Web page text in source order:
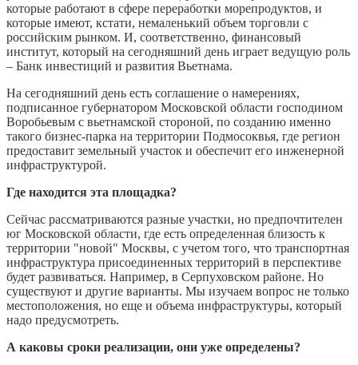
которые работают в сфере переработки морепродуктов, и
которые имеют, кстати, немаленький объем торговли с
российским рынком. И, соответственно, финансовый
институт, который на сегодняшний день играет ведущую роль
– Банк инвестиций и развития Вьетнама.
На сегодняшний день есть соглашение о намерениях,
подписанное губернатором Московской области господином
Воробьевым с вьетнамской стороной, по созданию именно
такого бизнес-парка на территории Подмосоквья, где регион
предоставит земельный участок и обеспечит его инженерной
инфраструктурой.
Где находится эта площадка?
Сейчас рассматриваются разные участки, но предпочтителен
юг Московской области, где есть определенная близость к
территории "новой" Москвы, с учетом того, что транспортная
инфраструктура присоединенных территорий в перспективе
будет развиваться. Например, в Серпуховском районе. Но
существуют и другие варианты. Мы изучаем вопрос не только
местоположения, но еще и объема инфраструктуры, который
надо предусмотреть.
А каковы сроки реализации, они уже определены?